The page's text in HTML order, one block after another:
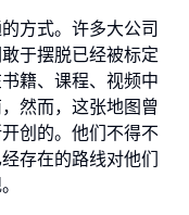
方式。许多大公司
于摆脱已经被标定
籍、课程、视频中
然而，这张地图曾
创的。他们不得不
存在的路线对他们